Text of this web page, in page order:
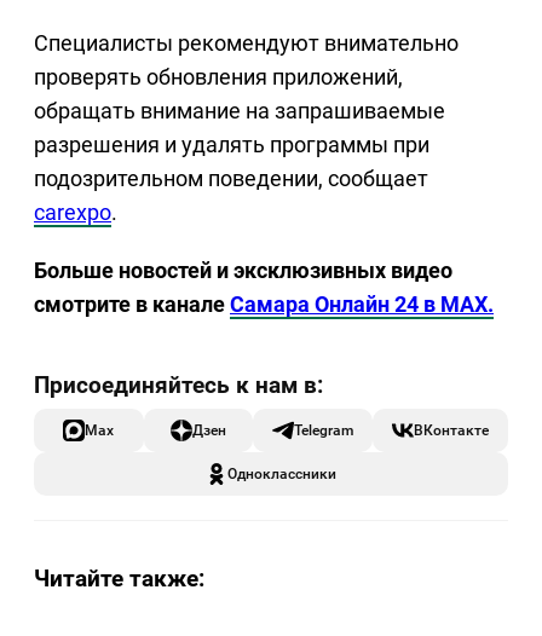
Специалисты рекомендуют внимательно
проверять обновления приложений,
обращать внимание на запрашиваемые
разрешения и удалять программы при
подозрительном поведении, сообщает
carexpo.
Больше новостей и эксклюзивных видео
смотрите в каналеСамара Онлайн 24 в MAX.
Max Дзен Telegram ВКонтакте
Одноклассники
Читайте также: